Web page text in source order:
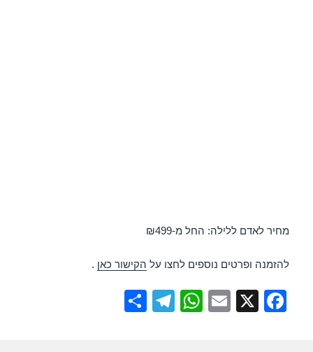
מחיר לאדם ללילה: החל מ-₪499
להזמנה ופרטים נוספים לחצו על הקישור כאן .
F
X
E
W
T